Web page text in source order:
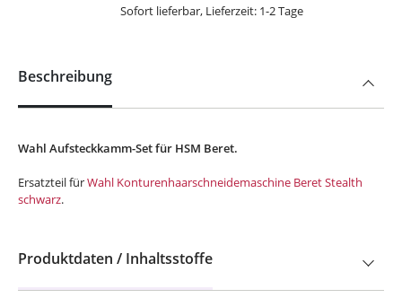
Sofort lieferbar, Lieferzeit: 1-2 Tage
Beschreibung
Wahl Aufsteckkamm-Set für HSM Beret.
Ersatzteil fürWahl Konturenhaarschneidemaschine Beret Stealth
schwarz.
Produktdaten / Inhaltsstoffe